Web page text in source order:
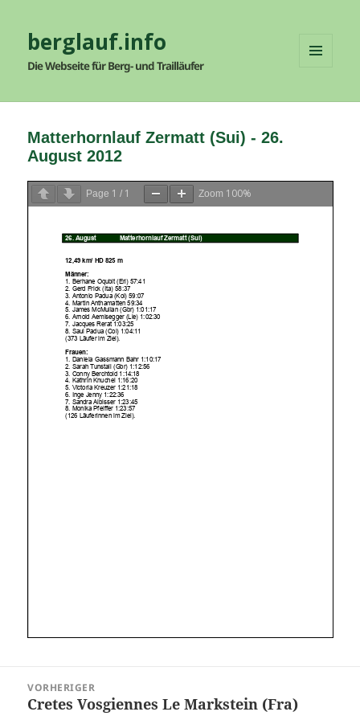
berglauf.info
Die Webseite für Berg- und Trailläufer
WIDGETS
Matterhornlauf Zermatt (Sui) - 26.
August 2012
Page 1 / 1 Zoom 100%
VORHERIGER
Vorheriger
Cretes Vosgiennes Le Markstein (Fra)